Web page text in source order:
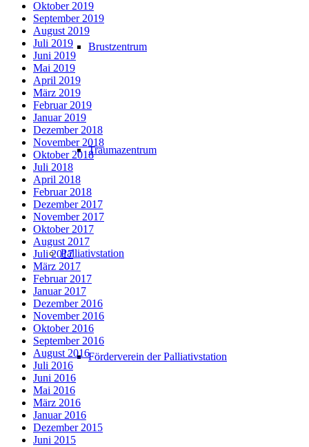
Brustzentrum
Traumazentrum
Palliativstation
Förderverein der Palliativstation
Oktober 2019
September 2019
August 2019
Juli 2019
Juni 2019
Mai 2019
April 2019
März 2019
Februar 2019
Januar 2019
Dezember 2018
November 2018
Oktober 2018
Juli 2018
April 2018
Februar 2018
Dezember 2017
November 2017
Oktober 2017
August 2017
Juli 2017
März 2017
Februar 2017
Januar 2017
Dezember 2016
November 2016
Oktober 2016
September 2016
August 2016
Juli 2016
Juni 2016
Mai 2016
März 2016
Januar 2016
Dezember 2015
Juni 2015